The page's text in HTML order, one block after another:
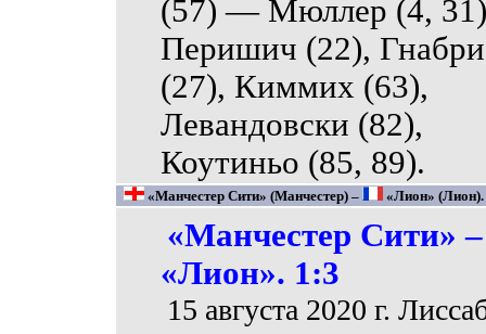
(57) — Мюллер (4,
Перишич (22), Гнабри
(27), Киммих (63),
Левандовски (82),
Коутиньо (85, 89).
«Манчестер Сити» (Манчестер) – «Лион» (Лион).
«Манчестер Сити» –
«Лион». 1:3
15 августа 2020 г.